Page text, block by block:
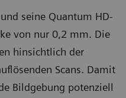
seine Quantum HD-
von nur 0,2 mm. Die
hinsichtlich der
Scans. Damit
Bildgebung potenziell